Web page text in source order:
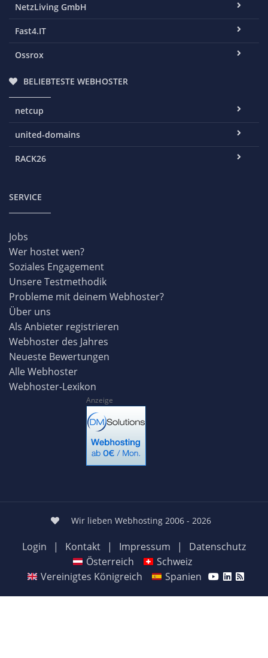
NetzLiving GmbH
Fast4.IT
Ossrox
BELIEBTESTE WEBHOSTER
netcup
united-domains
RACK26
SERVICE
Jobs
Wer hostet wen?
Soziales Engagement
Unsere Testmethodik
Probleme mit deinem Webhoster?
Über uns
Als Anbieter registrieren
Webhoster des Jahres
Neueste Bewertungen
Alle Webhoster
Webhoster-Lexikon
Anzeige
Wir lieben Webhosting 2006 - 2026
Login | Kontakt | Impressum |
Datenschutz
Österreich
Schweiz
Vereinigtes Königreich
Spanien